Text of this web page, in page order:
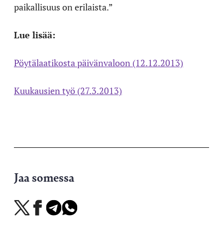
paikallisuus on erilaista.”
Lue lisää:
Pöytälaatikosta päivänvaloon (12.12.2013)
Kuukausien työ (27.3.2013)
Jaa somessa
Jaa
X-
Jaa
Facebookissa
Jaa
Telegramissa
Jaa
WhatsAppissa